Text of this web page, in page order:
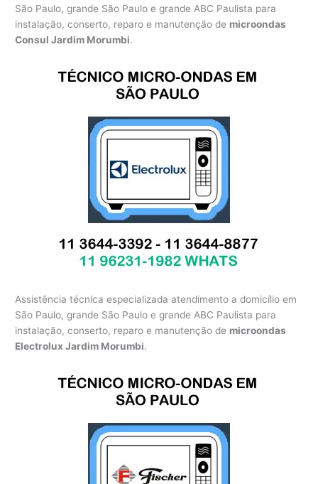
São Paulo, grande São Paulo e grande ABC Paulista para
instalação, conserto, reparo e manutenção de microondas
Consul Jardim Morumbi.
Assistência técnica especializada atendimento a domicílio em
São Paulo, grande São Paulo e grande ABC Paulista para
instalação, conserto, reparo e manutenção de microondas
Electrolux Jardim Morumbi.